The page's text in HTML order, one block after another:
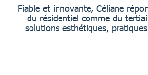
Fiable et innovante, Céliane
du résidentiel comme du
solutions esthétiques,